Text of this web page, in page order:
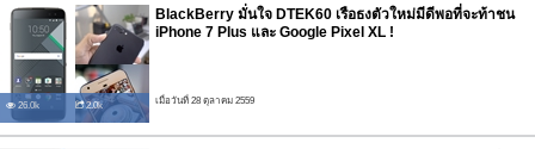
26.0k 2.0k
BlackBerry มั่นใจ DTEK60 เรือธงตัวใหม่มีดีพอที่จะท้าชน
iPhone 7 Plus และ Google Pixel XL !
เมื่อวันที่ 28 ตุลาคม 2559